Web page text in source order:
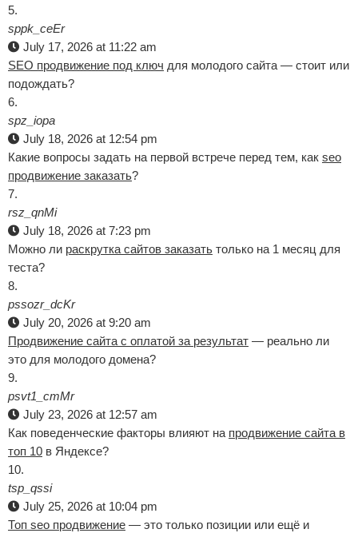
sppk_ceEr
July 17, 2026 at 11:22 am
SEO продвижение под ключ для молодого сайта — стоит или
подождать?
spz_iopa
July 18, 2026 at 12:54 pm
Какие вопросы задать на первой встрече перед тем, как seo
продвижение заказать?
rsz_qnMi
July 18, 2026 at 7:23 pm
Можно ли раскрутка сайтов заказать только на 1 месяц для
теста?
pssozr_dcKr
July 20, 2026 at 9:20 am
Продвижение сайта с оплатой за результат — реально ли
это для молодого домена?
psvt1_cmMr
July 23, 2026 at 12:57 am
Как поведенческие факторы влияют на продвижение сайта в
топ 10 в Яндексе?
tsp_qssi
July 25, 2026 at 10:04 pm
Топ seo продвижение — это только позиции или ещё и